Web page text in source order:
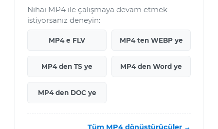
Nihai MP4 ile çalışmaya devam etmek
istiyorsanız deneyin:
MP4 e FLV MP4 ten WEBP ye
MP4 den TS ye MP4 den Word ye
MP4 den DOC ye
Tüm MP4 dönüştürücüler →